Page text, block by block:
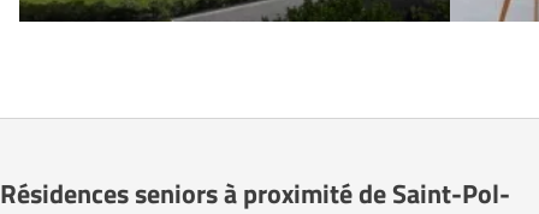
Résidences seniors à proximité de Saint-Pol-